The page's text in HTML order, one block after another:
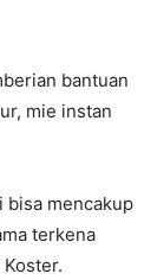
bantuan
mie instan
bisa mencakup
terkena